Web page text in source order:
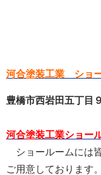
河合塗装工業 ショ
豊橋市西岩田五丁目
河合塗装工業ショー
ショールームには
ご用意しております。